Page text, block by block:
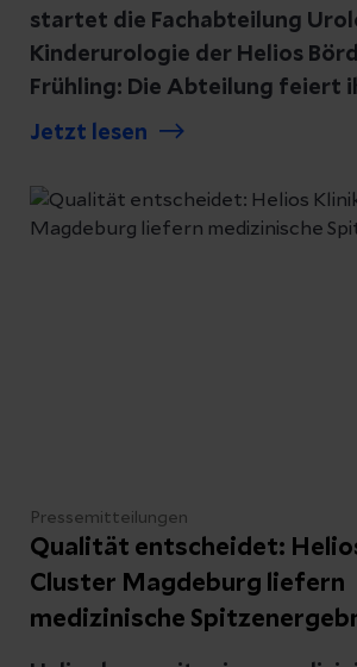
startet die Fachabteilung
Kinderurologie der Helios
Frühling: Die Abteilung feiert
Bestehen. Im April 2016 wurde
Rossen Vassilev für
Neindorfer Klinik etabliert.
Jetzt lesen
Pressemitteilungen
Qualität entscheidet:
Cluster Magdeburg liefern
medizinische